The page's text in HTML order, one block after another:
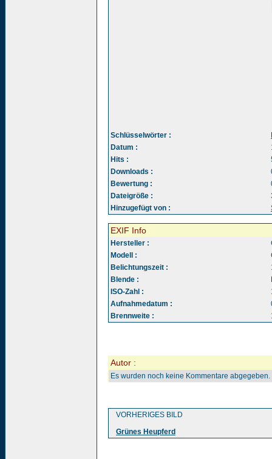
Schlüsselwörter :
Datum :
Hits :
Downloads :
Bewertung :
Dateigröße :
Hinzugefügt von :
EXIF Info
Hersteller :
Modell :
Belichtungszeit :
Blende :
ISO-Zahl :
Aufnahmedatum :
Brennweite :
Autor :
Es wurden noch keine Kommentare abgegeben.
VORHERIGES BILD
Grünes Heupferd